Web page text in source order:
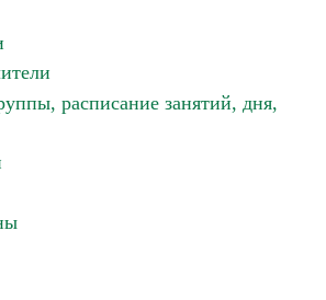
расписание занятий, дня,